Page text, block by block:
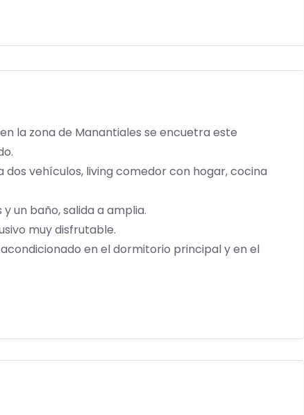
la zona de Manantiales se encuetra este
vehículos, living comedor con hogar, cocina
un baño, salida a amplia.
muy disfrutable.
en el dormitorio principal y en el